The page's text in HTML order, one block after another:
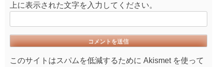
上に表示された文字を入力してください。
このサイトはスパムを低減するために Akismet を使って